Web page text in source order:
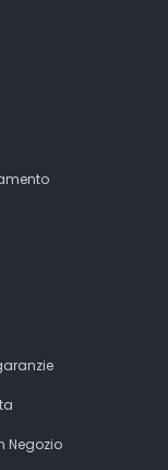
Negozio